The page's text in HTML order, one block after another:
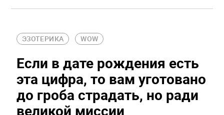
ЭЗОТЕРИКА WOW
Если в дате рождения есть
эта цифра, то вам уготовано
до гроба страдать, но ради
великой миссии